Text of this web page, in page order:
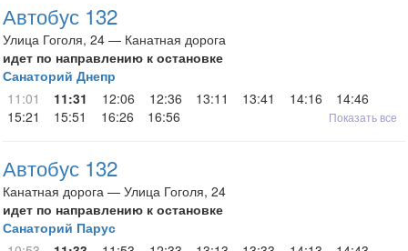
Автобус 132
Улица Гоголя, 24 — Канатная дорога
идет по направлению к остановке
Санаторий Днепр
11:01
11:31 12:06 12:36 13:11 13:41 14:16
14:46
15:21
15:51 16:26 16:56 Показать все
Автобус 132
Канатная дорога — Улица Гоголя, 24
идет по направлению к остановке
Санаторий Парус